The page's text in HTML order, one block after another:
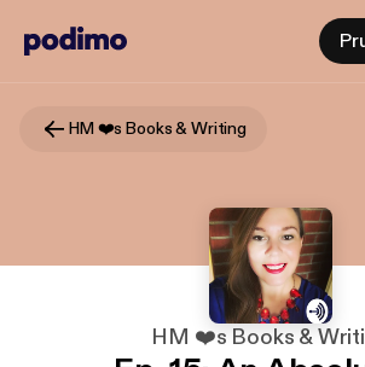
HM ❤️s Books & Writing
HM ❤️s Books &